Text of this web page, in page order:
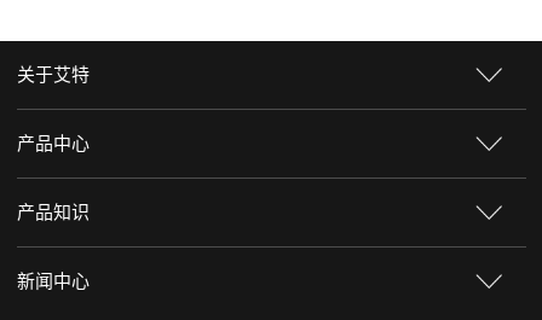
关于艾特
产品中心
产品知识
新闻中心